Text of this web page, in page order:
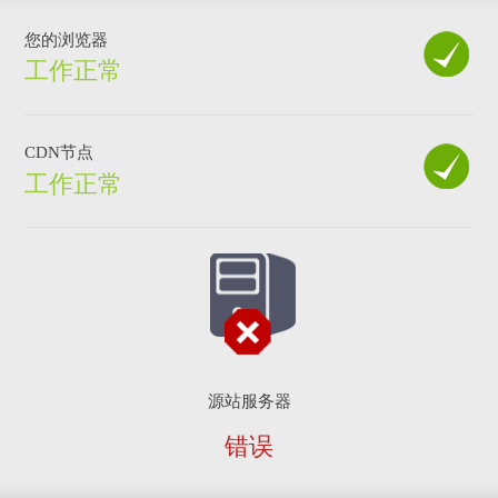
您的浏览器
工作正常
CDN节点
工作正常
源站服务器
错误